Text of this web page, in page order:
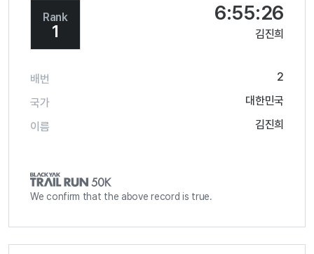
Rank
1
6:55:26
김진희
배번
2
국가
대한민국
이름
김진희
We confirm that the above record is true.